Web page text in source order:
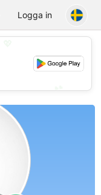
Logga in